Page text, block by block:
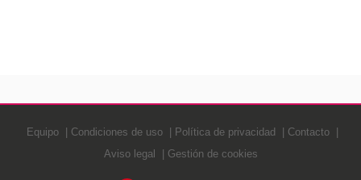
Equipo Condiciones de uso Política de privacidad
Contacto
Aviso legal
Gestión de cookies